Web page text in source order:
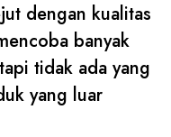
dengan kualitas
banyak
tidak ada yang
yang luar